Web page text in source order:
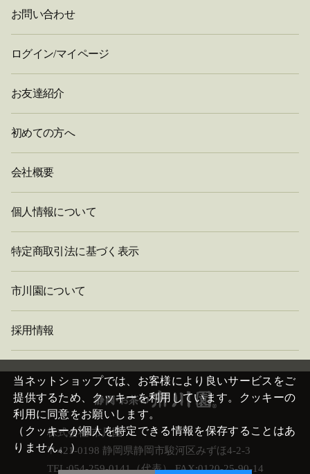
お問い合わせ
ログイン/マイページ
お友達紹介
初めての方へ
会社概要
個人情報について
特定商取引法に基づく表示
市川園について
採用情報
株式会社 市川園
〒421-0198 静岡県静岡市駿河区みずほ4-2-3
TEL:054-259-0141（代表） FAX:0120-25-90-14
当ネットショップでは、お客様により良いサービスをご
提供するため、クッキーを利用しています。クッキーの
利用に同意をお願いします。
（クッキーが個人を特定できる情報を保存することはあ
りません。）
閉
じ
る